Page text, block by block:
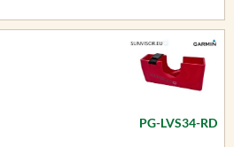
PG-LVS34-RD